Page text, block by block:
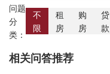
问题
分
类：
不
限
租
房
购
房
贷
款
相关问答推荐